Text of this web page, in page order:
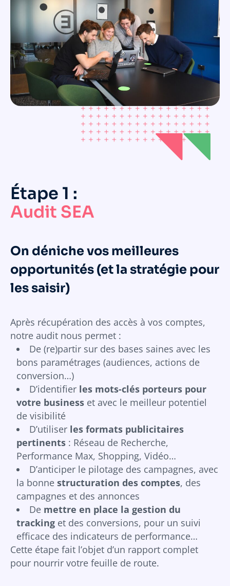
Étape 1 :
Audit SEA
On déniche vos meilleures
opportunités (et la stratégie pour
les saisir)
Après récupération des accès à vos comptes,
notre audit nous permet :
De (re)partir sur des bases saines avec les
bons paramétrages (audiences, actions de
conversion…)
D’identifier les mots-clés porteurs pour
votre business et avec le meilleur potentiel
de visibilité
D’utiliser les formats publicitaires
pertinents : Réseau de Recherche,
Performance Max, Shopping, Vidéo…
D’anticiper le pilotage des campagnes, avec
la bonne structuration des comptes, des
campagnes et des annonces
De mettre en place la gestion du
tracking et des conversions, pour un suivi
efficace des indicateurs de performance…
Cette étape fait l’objet d’un rapport complet
pour nourrir votre feuille de route.